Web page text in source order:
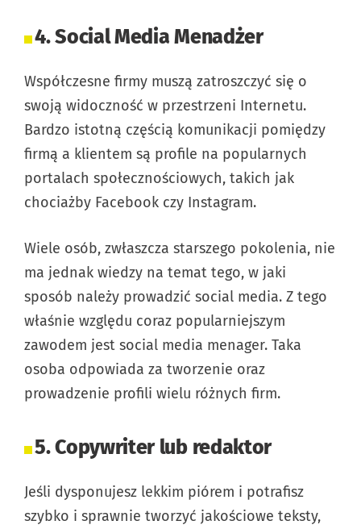
4. Social Media Menadżer
Współczesne firmy muszą zatroszczyć się o
swoją widoczność w przestrzeni Internetu.
Bardzo istotną częścią komunikacji pomiędzy
firmą a klientem są profile na popularnych
portalach społecznościowych, takich jak
chociażby Facebook czy Instagram.
Wiele osób, zwłaszcza starszego pokolenia, nie
ma jednak wiedzy na temat tego, w jaki
sposób należy prowadzić social media. Z tego
właśnie względu coraz popularniejszym
zawodem jest social media menager. Taka
osoba odpowiada za tworzenie oraz
prowadzenie profili wielu różnych firm.
5. Copywriter lub redaktor
Jeśli dysponujesz lekkim piórem i potrafisz
szybko i sprawnie tworzyć jakościowe teksty,